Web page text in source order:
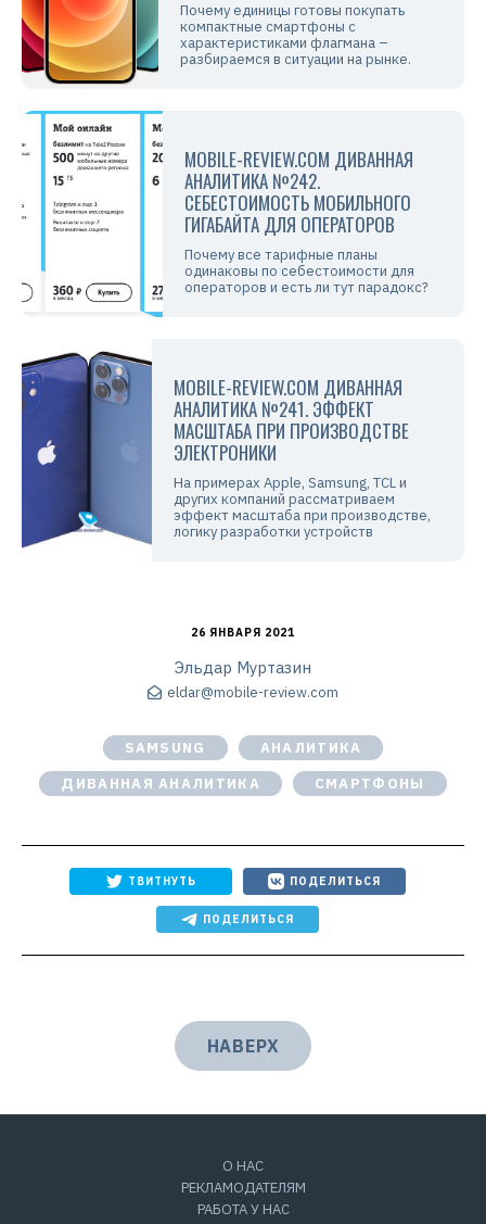
Почему единицы готовы покупать
компактные смартфоны с
характеристиками флагмана –
разбираемся в ситуации на рынке.
MOBILE-REVIEW.COM ДИВАННАЯ
АНАЛИТИКА №242.
СЕБЕСТОИМОСТЬ МОБИЛЬНОГО
ГИГАБАЙТА ДЛЯ ОПЕРАТОРОВ
Почему все тарифные планы
одинаковы по себестоимости для
операторов и есть ли тут парадокс?
MOBILE-REVIEW.COM ДИВАННАЯ
АНАЛИТИКА №241. ЭФФЕКТ
МАСШТАБА ПРИ ПРОИЗВОДСТВЕ
ЭЛЕКТРОНИКИ
На примерах Apple, Samsung, TCL и
других компаний рассматриваем
эффект масштаба при производстве,
логику разработки устройств
26 ЯНВАРЯ 2021
Эльдар Муртазин
eldar@mobile-review.com
SAMSUNG
АНАЛИТИКА
ДИВАННАЯ АНАЛИТИКА
СМАРТФОНЫ
ТВИТНУТЬ ПОДЕЛИТЬСЯ
ПОДЕЛИТЬСЯ
НАВЕРХ
О НАС
РЕКЛАМОДАТЕЛЯМ
РАБОТА У НАС